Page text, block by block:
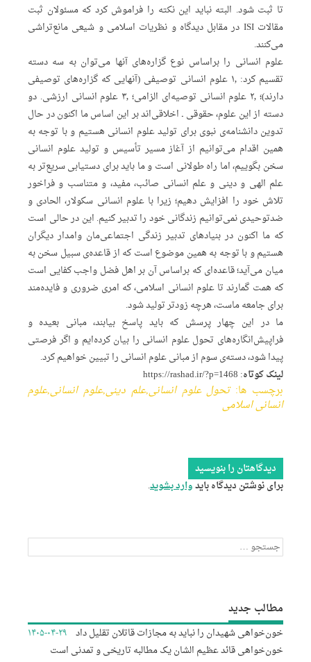
تا ثبت شود. البته نباید این نکته را فراموش کرد که مسئولان ثبت
مقالات ISI در مقابل دیدگاه و نظریات اسلامی و شیعی مانع‌تراشی
می‌کنند.
علوم انسانی را براساس نوع گزاره‌های آنها می‌توان به سه دسته
تقسیم کرد: ۱٫ علوم انسانی توصیفی (آنهایی که گزاره‌های توصیفی
دارند)؛ ۲٫ علوم انسانی توصیه‌ای الزامی؛ ۳٫ علوم انسانی ارزشی. دو
دسته از این علوم، حقوقی ـ‌ اخلاقی‌اند بر این اساس ما اکنون در حال
تدوین دانشنامه‌ی نبوی برای تولید علوم انسانی هستیم و با توجه به
همین اقدام می‌توانیم از آغاز مسیر تأسیس و تولید علوم انسانی
سخن بگوییم، اما راه طولانی است و ما باید برای دستیابی سریع‌تر به
علم الهی و دینی و علم انسانی صائب، مفید، و متناسب و فراخور
تلاش خود را افزایش دهیم؛ زیرا با علوم انسانی سکولار، الحادی و
ضدتوحیدی نمی‌توانیم زندگانی خود را تدبیر کنیم. این در حالی است
که ما اکنون در بنیادهای تدبیر زندگی اجتماعی‌مان وامدار دیگران
هستیم و با توجه به همین موضوع است که از قاعده‌ی سبیل سخن به
میان می‌آید؛ قاعده‌ای که براساس آن بر اهل فضل واجب کفایی است
که همت گمارند تا علوم انسانی اسلامی، که امری ضروری و فایده‌مند
برای جامعه ماست، هرچه زودتر تولید شود.
ما در این چهار پرسش که باید پاسخ بیابند، مبانی بعیده و
فراپیش‌انگاره‌های تحول علوم انسانی را بیان کرده‌ایم و اگر فرصتی
پیدا شود، دسته‌ی سوم از مبانی علوم انسانی را تبیین خواهیم کرد.
لینک کوتاه: https://rashad.ir/?p=1468
برچسب ها:تحول علوم انسانی,علم دینی,علوم انسانی,علوم
انسانی اسلامی
دیدگاهتان را بنویسید
برای نوشتن دیدگاه بایدوارد بشوید.
جستجو
برای:
مطالب جدید
خون‌خواهی شهیدان را نباید به مجازات قاتلان تقلیل داد ۱۴۰۵-۰۴-۲۹
خون‌خواهی قائد عظیم الشان یک مطالبه تاریخی و تمدنی است